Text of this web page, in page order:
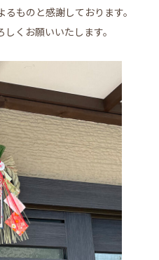
ものと感謝しております。
くお願いいたします。